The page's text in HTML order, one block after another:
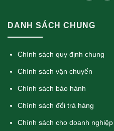
DANH SÁCH CHUNG
Chính sách quy định chung
Chính sách vận chuyển
Chính sách bảo hành
Chính sách đổi trả hàng
Chính sách cho doanh nghiệp